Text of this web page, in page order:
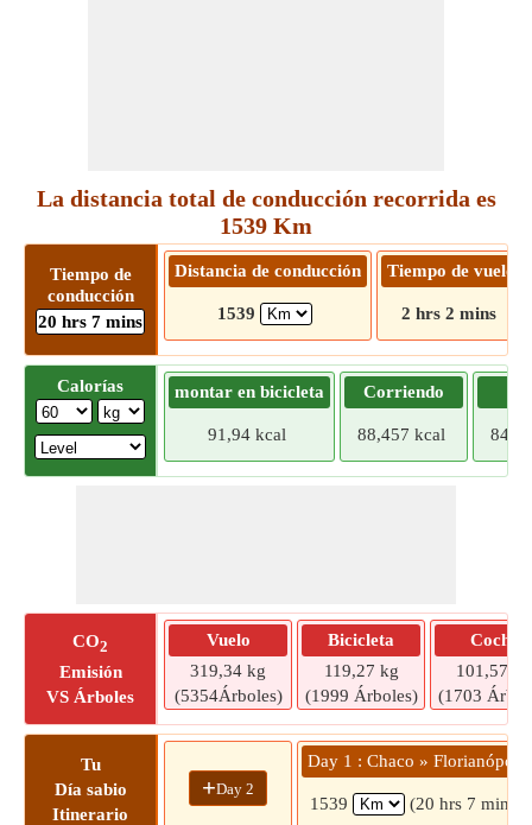
La distancia total de conducción recorrida es
1539 Km
Tiempo de
conducción
20 hrs 7 mins
Distancia de conducción
1539
Tiempo de vuelo
2 hrs 2 mins
Calorías montar en bicicleta
91,94 kcal
Corriendo
88,457 kcal
CO2
Emisión
VS Árboles
Vuelo
319,34 kg
(5354Árboles)
Bicicleta
119,27 kg
(1999 Árboles)
Coche
101,57 kg
(1703
Tu
Día sabio
Itinerario
+Day 2
Day 1 : Chaco » Florianópolis
1539 (20 hrs 7 mins)